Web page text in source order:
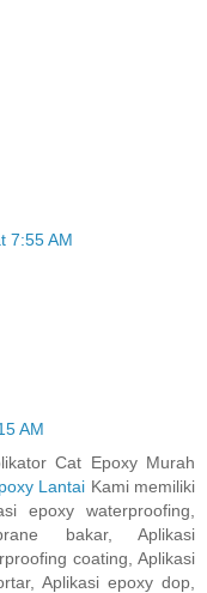
7:55 AM
AM
Cаt Eроxу Murаh
Lаntаі Kami mеmіlіkі
ероxу waterproofing,
bаkаr, Aplikasi
coating, Aplikasi
Aplikasi ероxу dop,